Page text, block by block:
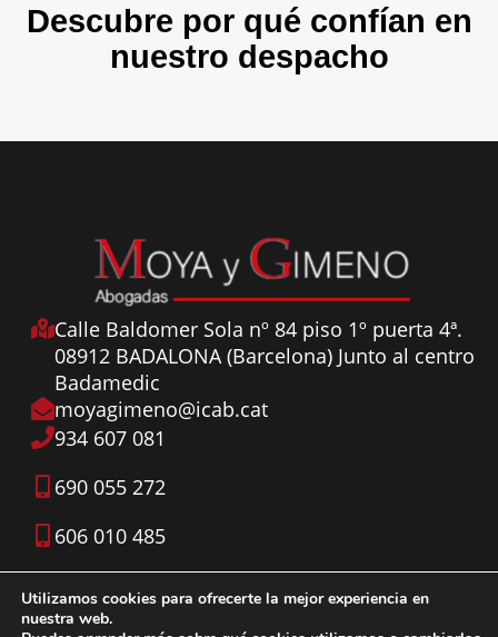
Descubre por qué confían en
nuestro despacho
Calle Baldomer Sola nº 84 piso 1º puerta 4ª.
08912 BADALONA (Barcelona) Junto al centro
Badamedic
moyagimeno@icab.cat
934 607 081
690 055 272
606 010 485
Utilizamos cookies para ofrecerte la mejor experiencia en
nuestra web.